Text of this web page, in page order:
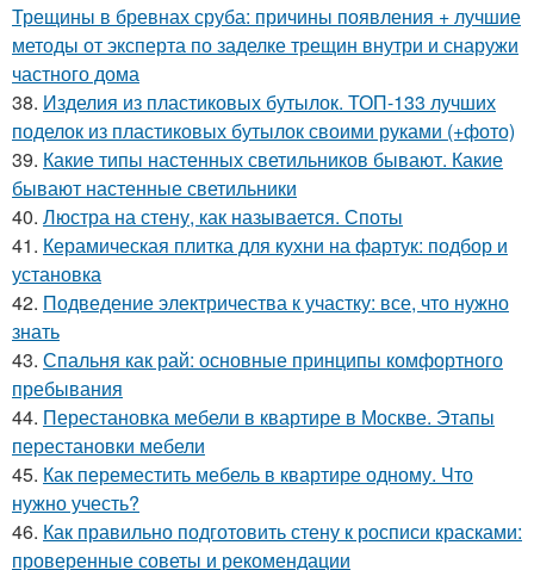
Трещины в бревнах сруба: причины появления + лучшие
методы от эксперта по заделке трещин внутри и снаружи
частного дома
38. Изделия из пластиковых бутылок. ТОП-133 лучших
поделок из пластиковых бутылок своими руками (+фото)
39. Какие типы настенных светильников бывают. Какие
бывают настенные светильники
40. Люстра на стену, как называется. Споты
41. Керамическая плитка для кухни на фартук: подбор и
установка
42. Подведение электричества к участку: все, что нужно
знать
43. Спальня как рай: основные принципы комфортного
пребывания
44. Перестановка мебели в квартире в Москве. Этапы
перестановки мебели
45. Как переместить мебель в квартире одному. Что
нужно учесть?
46. Как правильно подготовить стену к росписи красками:
проверенные советы и рекомендации